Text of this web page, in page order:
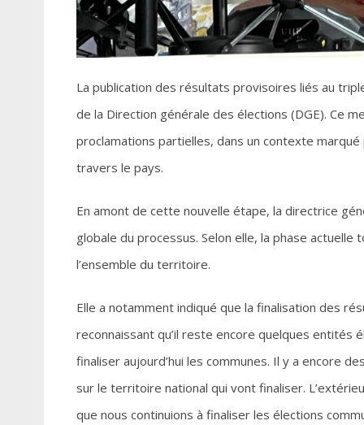
La publication des résultats provisoires liés au
de la Direction générale des élections (DGE). Ce
proclamations partielles, dans un contexte
travers le pays.
En amont de cette nouvelle étape, la directrice
globale du processus. Selon elle, la phase
l’ensemble du territoire.
Elle a notamment indiqué que la finalisation des
reconnaissant qu’il reste encore quelques
finaliser aujourd’hui les communes. Il y a encore
sur le territoire national qui vont finaliser.
que nous continuions à finaliser les élections